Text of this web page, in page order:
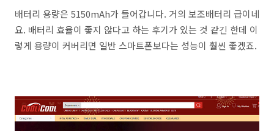
배터리 용량은 5150mAh가 들어갑니다. 거의 보조배터리 급이네
요. 배터리 효율이 좋지 않다고 하는 후기가 있는 것 같긴 한데 이
렇게 용량이 커버리면 일반 스마트폰보다는 성능이 훨씬 좋겠죠.